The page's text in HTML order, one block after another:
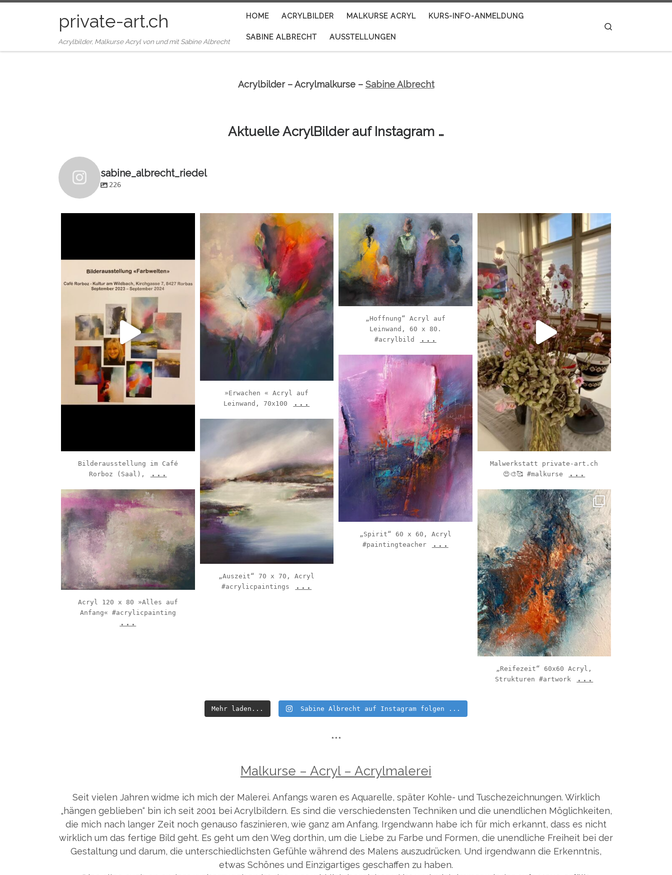
Zum Inhalt springenprivate-art.ch
Acrylbilder, Malkurse Acryl von und mit Sabine Albrecht
HOME ACRYLBILDER MALKURSE ACRYL KURS-INFO-ANMELDUNG
SABINE ALBRECHT AUSSTELLUNGEN
Acrylbilder – Acrylmalkurse – Sabine Albrecht
Aktuelle AcrylBilder auf Instagram …
sabine_albrecht_riedel
226
Bilderausstellung im Café
Rorboz (Saal),
...
sabine_albrecht_riedel
Nov 17
»Erwachen « Acryl auf
Leinwand, 70x100
...
sabine_albrecht_riedel
Nov 9
„Hoffnung“ Acryl auf
Leinwand, 60 x 80.
#acrylbild
...
sabine_albrecht_riedel
Sep 16
Malwerkstatt private-art.ch
😍🎨🥰 #malkurse
...
sabine_albrecht_riedel
„Spirit“ 60 x 60, Acryl
#paintingteacher
...
Nov 17
„Auszeit“ 70 x 70, Acryl
#acrylicpaintings
...
sabine_albrecht_riedel
Aug 9
Acryl 120 x 80 »Alles auf
Anfang« #acrylicpainting
...
sabine_albrecht_riedel
Feb 13
„Reifezeit“ 60x60 Acryl,
Strukturen #artwork
...
Mehr laden... Sabine Albrecht auf Instagram folgen ...
***
Malkurse – Acryl – Acrylmalerei
Seit vielen Jahren widme ich mich der Malerei. Anfangs waren es Aquarelle, später Kohle- und Tuschezeichnungen. Wirklich
„hängen geblieben“ bin ich seit 2001 bei Acrylbildern. Es sind die verschiedensten Techniken und die unendlichen Möglichkeiten,
die mich nach langer Zeit noch genauso faszinieren, wie ganz am Anfang. Irgendwann habe ich für mich erkannt, dass es nicht
wirklich um das fertige Bild geht. Es geht um den Weg dorthin, um die Liebe zu Farbe und Formen, die unendliche Freiheit bei der
Gestaltung und darum, die unterschiedlichsten Gefühle während des Malens auszudrücken. Und irgendwann die Erkenntnis,
etwas Schönes und Einzigartiges geschaffen zu haben.